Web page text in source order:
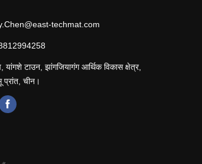
techmat.com
यांगशे टाउन, झांगजियागंग आर्थिक विकास क्षेत्र,
प्रांत, चीन।